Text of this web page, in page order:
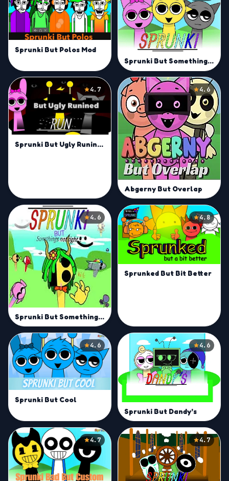
Sprunki But Polos Mod
Sprunki But Something Is Wrong
4.7
Sprunki But Ugly Runined Mod
4.6
Abgerny But Overlap
4.6
Sprunki But Something's Not Right
4.8
Sprunked But Bit Better
4.6
Sprunki But Cool
4.6
Sprunki But Dandy’s
4.7 4.7